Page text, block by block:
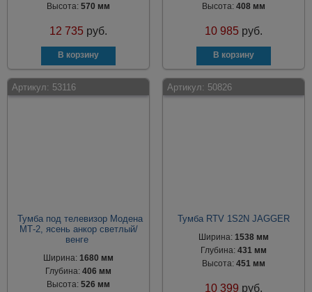
Высота:570 мм
12 735 руб.
Высота: 408 мм
10 985 руб.
Артикул: 53116
Тумба под телевизор Модена
МТ-2, ясень анкор светлый/
венге
Ширина:1680 мм
Глубина:406 мм
Высота:526 мм
Артикул: 50826
Тумба RTV 1S2N JAGGER
Ширина: 1538 мм
Глубина: 431 мм
Высота: 451 мм
10 399 руб.